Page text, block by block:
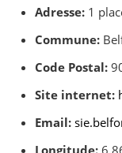
Adresse: 1
Commune:
Code Postal:
Site internet:
Email:
Longitude: